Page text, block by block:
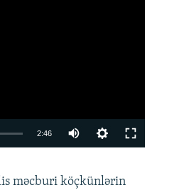
2:46
360p
məcburi köçkünlərin